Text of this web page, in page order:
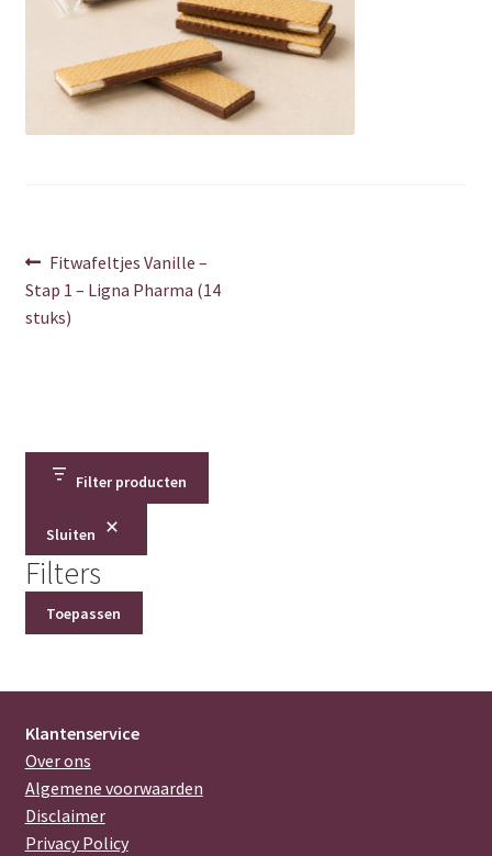
Privacy Policy
Winkelwagen
Contact
Berichtnavigatie
Vorig
bericht:
Fitwafeltjes Vanille –
Stap 1 – Ligna Pharma (14
stuks)
Filter producten
Sluiten
Filters
Toepassen
Klantenservice
Over ons
Algemene voorwaarden
Disclaimer
Privacy Policy